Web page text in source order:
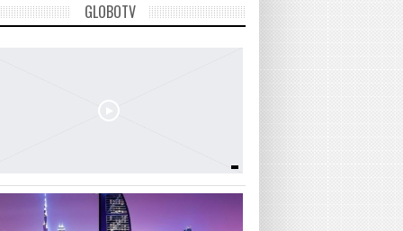
GLOBOTV